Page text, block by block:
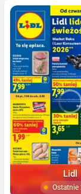
Lidl
Ostatnie